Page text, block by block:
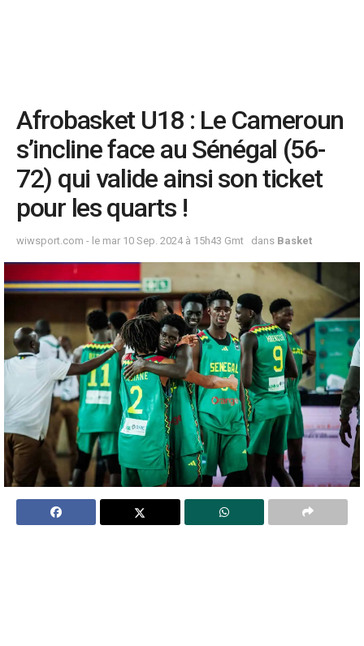
Afrobasket U18 : Le Cameroun
s’incline face au Sénégal (56-
72) qui valide ainsi son ticket
pour les quarts !
wiwsport.com - le mar 10 Sep. 2024 à 15h43 Gmt dans Basket